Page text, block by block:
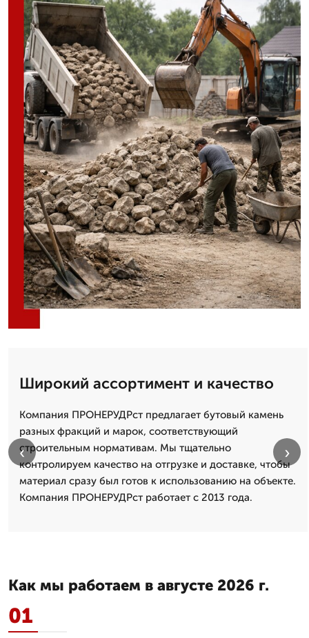
Широкий ассортимент и качество
Компания ПРОНЕРУДРст предлагает бутовый камень
разных фракций и марок, соответствующий
строительным нормативам. Мы тщательно
контролируем качество на отгрузке и доставке, чтобы
материал сразу был готов к использованию на объекте.
Компания ПРОНЕРУДРст работает с 2013 года.
‹ ›
Как мы работаем в августе 2026 г.
01